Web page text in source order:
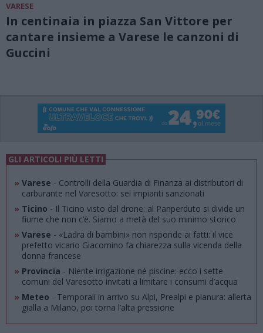
VARESE
In centinaia in piazza San Vittore per
cantare insieme a Varese le canzoni di
Guccini
GLI ARTICOLI PIÙ LETTI
» Varese - Controlli della Guardia di Finanza ai distributori di
carburante nel Varesotto: sei impianti sanzionati
» Ticino - Il Ticino visto dal drone: al Panperduto si divide un
fiume che non c’è. Siamo a metà del suo minimo storico
» Varese - «Ladra di bambini» non risponde ai fatti: il vice
prefetto vicario Giacomino fa chiarezza sulla vicenda della
donna francese
» Provincia - Niente irrigazione né piscine: ecco i sette
comuni del Varesotto invitati a limitare i consumi d’acqua
» Meteo - Temporali in arrivo su Alpi, Prealpi e pianura: allerta
gialla a Milano, poi torna l’alta pressione